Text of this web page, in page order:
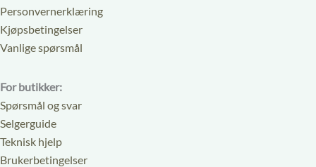
Personvernerklæring
Kjøpsbetingelser
Vanlige spørsmål
For butikker:
Spørsmål og svar
Selgerguide
Teknisk hjelp
Brukerbetingelser